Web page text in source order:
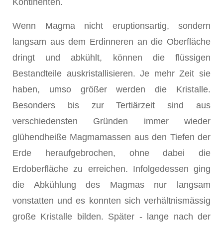
Wenn Magma nicht eruptionsartig, sondern
langsam aus dem Erdinneren an die Oberfläche
dringt und abkühlt, können die flüssigen
Bestandteile auskristallisieren. Je mehr Zeit sie
haben, umso größer werden die Kristalle.
Besonders bis zur Tertiärzeit sind aus
verschiedensten Gründen immer wieder
glühendheiße Magmamassen aus den Tiefen der
Erde heraufgebrochen, ohne dabei die
Erdoberfläche zu erreichen. Infolgedessen ging
die Abkühlung des Magmas nur langsam
vonstatten und es konnten sich verhältnismässig
große Kristalle bilden. Später - lange nach der